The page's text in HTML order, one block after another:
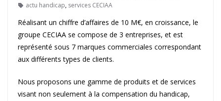
actu handicap, services CECIAA
Réalisant un chiffre d’affaires de 10 M€, en croissance, le
groupe CECIAA se compose de 3 entreprises, et est
représenté sous 7 marques commerciales correspondant
aux différents types de clients.
Nous proposons une gamme de produits et de services
visant non seulement à la compensation du handicap,